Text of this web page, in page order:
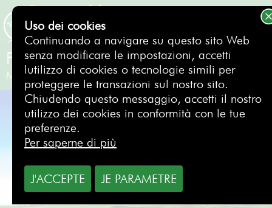
PRENOTAZIONE
Finca Cortesin Golf Club
Malaga- Spagna
Uso dei cookies
Continuando a navigare su questo sito Web
senza modificare le impostazioni, accetti
lutilizzo di cookies o tecnologie simili per
proteggere le transazioni sul nostro sito.
Chiudendo questo messaggio, accetti il nostro
utilizzo dei cookies in conformità con le tue
preferenze.
Per saperne di più
J'ACCEPTE JE PARAMETRE